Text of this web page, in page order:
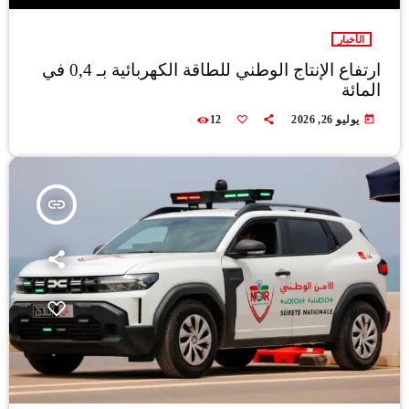
الأخبار
ارتفاع الإنتاج الوطني للطاقة الكهربائية بـ 0,4 في
المائة
today يوليو 26, 2026 12
insert_link